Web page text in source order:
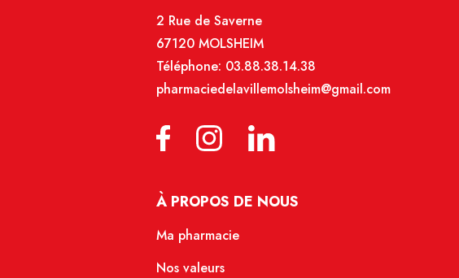
2 Rue de Saverne
67120 MOLSHEIM
Téléphone: 03.88.38.14.38
pharmaciedelavillemolsheim@gmail.com
À PROPOS DE NOUS
Ma pharmacie
Nos valeurs